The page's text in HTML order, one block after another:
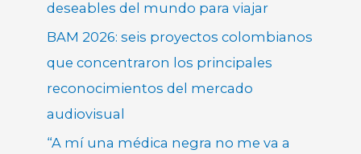
deseables del mundo para viajar
BAM 2026: seis proyectos colombianos
que concentraron los principales
reconocimientos del mercado
audiovisual
“A mí una médica negra no me va a